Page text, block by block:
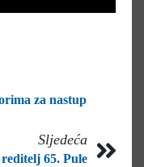
za nastup
Sljedeća
65. Pule